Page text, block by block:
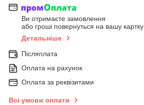
Ви отримаєте замовлення
або гроші повернуться на вашу картку
Детальніше
Післяплата
Оплата на рахунок
Оплата за реквізитами
Всі умови оплати